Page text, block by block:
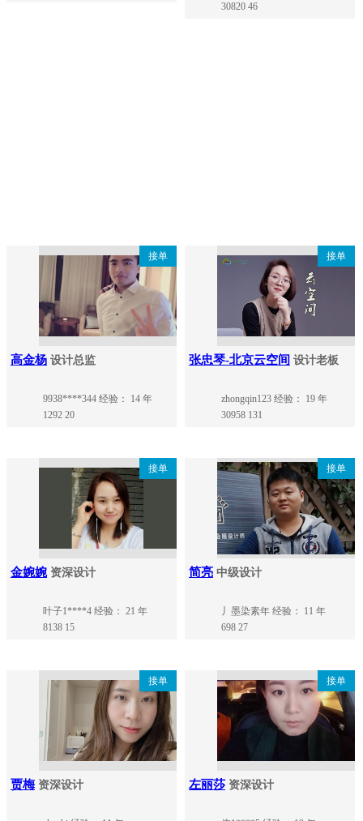
30820 46
接单
高金杨 设计总监
9938****344 经验： 14 年
1292 20
接单
张忠琴-北京云空间 设计老板
zhongqin123 经验： 19 年
30958 131
接单
金婉婉 资深设计
叶子1****4 经验： 21 年
8138 15
接单
简亮 中级设计
丿墨染素年 经验： 11 年
698 27
接单
贾梅 资深设计
接单
左丽莎 资深设计